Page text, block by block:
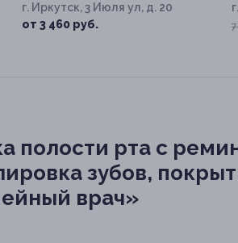
г. Иркутск, 3 Июля ул, д. 20
от 3 460 руб.
полости рта с
зубов,
врач»